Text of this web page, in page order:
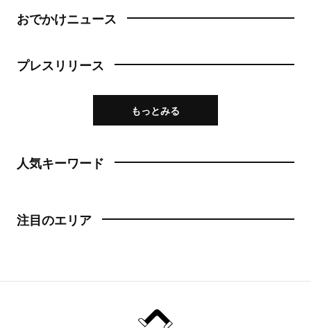
おでかけニュース
プレスリリース
もっとみる
人気キーワード
注目のエリア